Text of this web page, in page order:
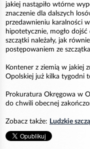
jakiej nastąpiło wtórne
znaczenie dla dalszych
przedawnieniu karalności
hipotetycznie, mogło
szczątki należały, jak
postępowaniem ze
Kontener z ziemią w jakiej
Opolskiej już kilka tygodni
Prokuratura Okręgowa w
do chwili obecnej
Zobacz także: Ludzkie